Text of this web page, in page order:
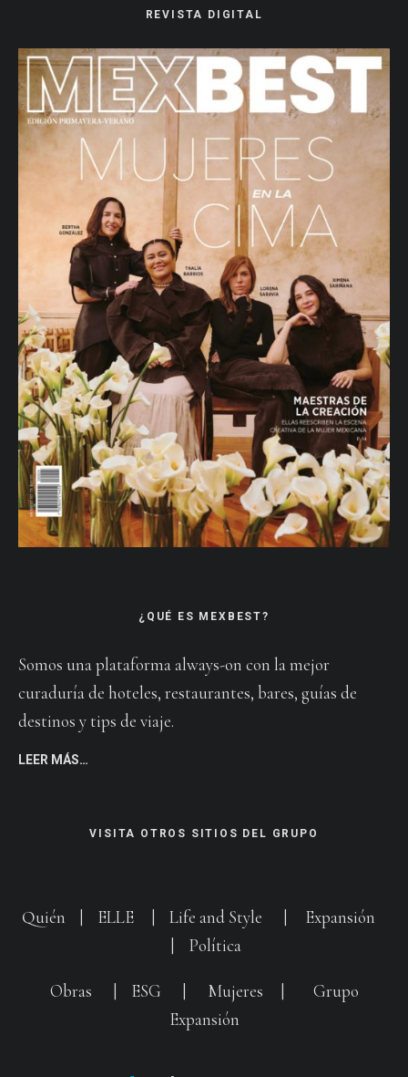
REVISTA DIGITAL
¿QUÉ ES MEXBEST?
Somos una plataforma always-on con la mejor
curaduría de hoteles, restaurantes, bares, guías de
destinos y tips de viaje.
LEER MÁS…
VISITA OTROS SITIOS DEL GRUPO
Quién ELLE Life and Style
Expansión
Política
Obras ESG Mujeres
Grupo
Expansión